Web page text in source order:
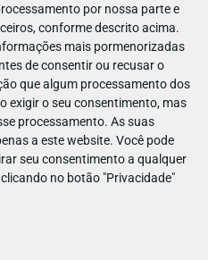
por nossa parte e
conforme descrito acima.
mais pormenorizadas
de consentir ou recusar o
que algum processamento dos
exigir o seu consentimento, mas
processamento. As suas
a este website. Você pode
seu consentimento a qualquer
no botão "Privacidade"
despachar a fazer tudo. O
da escola dele estão
dias correm, rodeados de
que, certa manhã, o Artur
coisas ao seu ritmo. Um livro
a relação próxima entre pais e
com mais calma.